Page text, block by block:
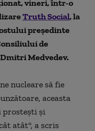
vineri, într-o
Truth Social, la
președinte
de
Medvedev.
nucleare să fie
aceasta
prosteşti şi
atât", a scris